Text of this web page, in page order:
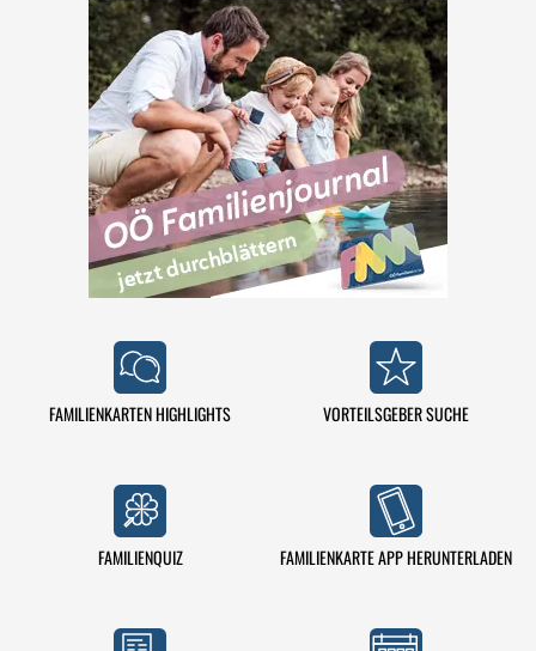
FAMILIENKARTEN HIGHLIGHTS VORTEILSGEBER SUCHE
FAMILIENQUIZ FAMILIENKARTE APP HERUNTERLADEN